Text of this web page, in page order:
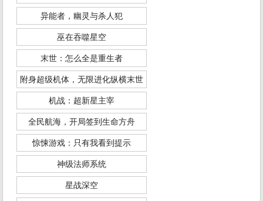
异能者，幽灵与杀人犯
巫在吞噬星空
末世：怎么全是重生者
附身超级机体，无限进化纵横末世
机战：超新星主宰
全民航海，开局签到生命方舟
惊悚游戏：只有我看到提示
神级法师系统
星战深空